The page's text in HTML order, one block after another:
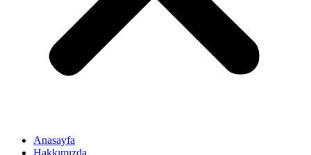
Anasayfa
Hakkımızda